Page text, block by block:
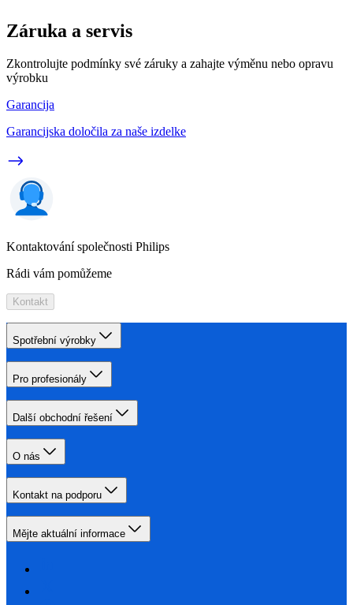
Záruka a servis
Zkontrolujte podmínky své záruky a zahajte výměnu nebo opravu
výrobku
Garancija
Garancijska določila za naše izdelke
Kontaktování společnosti Philips
Rádi vám pomůžeme
Kontakt
Spotřební výrobky
Pro profesionály
Další obchodní řešení
O nás
Kontakt na podporu
Mějte aktuální informace